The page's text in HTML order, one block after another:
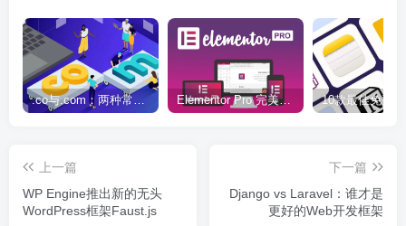
.co与.com：两种常用域名后缀名完全指南 Elementor Pro 完美汉化中文版（含全套模板）|可视化编辑页面自定义设计WordPress插件
上一篇
WP Engine推出新的无头
WordPress框架Faust.js
下一篇
Django vs Laravel：谁才是
更好的Web开发框架